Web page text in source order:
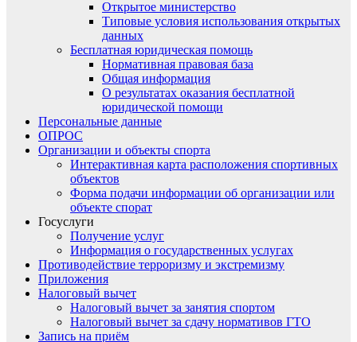
Открытое министерство
Типовые условия использования открытых
данных
Бесплатная юридическая помощь
Нормативная правовая база
Общая информация
О результатах оказания бесплатной
юридической помощи
Персональные данные
ОПРОС
Организации и объекты спорта
Интерактивная карта расположения спортивных
объектов
Форма подачи информации об организации или
объекте спорат
Госуслуги
Получение услуг
Информация о государственных услугах
Противодействие терроризму и экстремизму
Приложения
Налоговый вычет
Налоговый вычет за занятия спортом
Налоговый вычет за сдачу нормативов ГТО
Запись на приём